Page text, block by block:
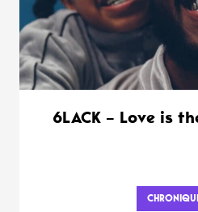
6LACK – Love is